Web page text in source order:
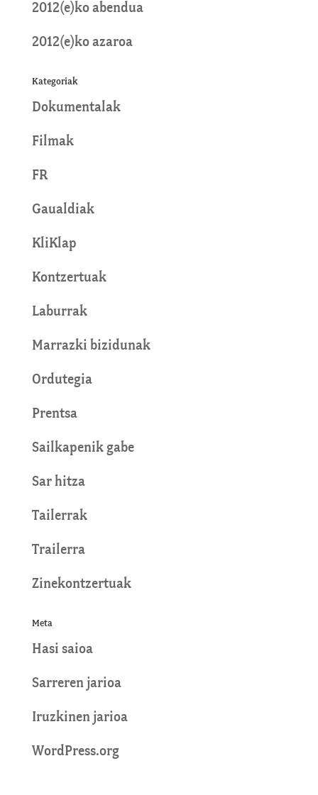
2012(e)ko abendua
2012(e)ko azaroa
Kategoriak
Dokumentalak
Filmak
FR
Gaualdiak
KliKlap
Kontzertuak
Laburrak
Marrazki bizidunak
Ordutegia
Prentsa
Sailkapenik gabe
Sar hitza
Tailerrak
Trailerra
Zinekontzertuak
Meta
Hasi saioa
Sarreren jarioa
Iruzkinen jarioa
WordPress.org